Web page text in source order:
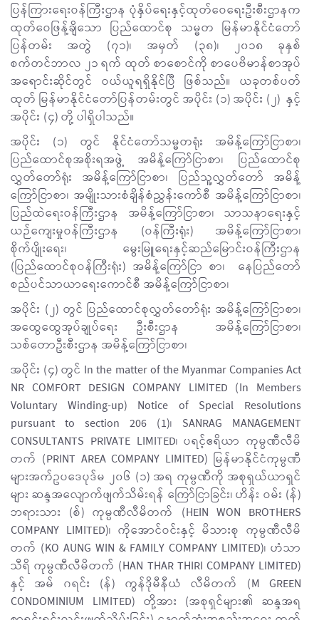
ပြန်ကြားရေးဝန်ကြီးဌာန ပုံနှိပ်ရေးနှင့်ထုတ်ဝေရေးဦးစီးဌာနက
ထုတ်ဝေဖြန့်ချိသော ပြည်ထောင်စု သမ္မတ မြန်မာနိုင်ငံတော်
ပြန်တမ်း အတွဲ (၇၁)၊ အမှတ် (၃၈)၊ ၂၀၁၈ ခုနှစ်
စက်တင်ဘာလ ၂၁ ရက် ထုတ် စာစောင်ကို စာပေဗိမာန်စာအုပ်
အရောင်းဆိုင်တွင် ဝယ်ယူရရှိနိုင်ပြီ ဖြစ်သည်။ ယခုတစ်ပတ်
ထုတ် မြန်မာနိုင်ငံတော်ပြန်တမ်းတွင် အပိုင်း (၁) အပိုင်း (၂) နှင့်
အပိုင်း (၄) တို့ ပါရှိပါသည်။
အပိုင်း (၁) တွင် နိုင်ငံတော်သမ္မတရုံး အမိန့်ကြော်ငြာစာ၊
ပြည်ထောင်စုအစိုးရအဖွဲ့ အမိန့်ကြော်ငြာစာ၊ ပြည်ထောင်စု
လွှတ်တော်ရုံး အမိန့်ကြော်ငြာစာ၊ ပြည်သူ့လွှတ်တော် အမိန့်
ကြော်ငြာစာ၊ အမျိုးသားစံချိန်စံညွှန်းကော်စီ အမိန့်ကြော်ငြာစာ၊
ပြည်ထဲရေးဝန်ကြီးဌာန အမိန့်ကြော်ငြာစာ၊ သာသနာရေးနှင့်
ယဉ်ကျေးမှုဝန်ကြီးဌာန (ဝန်ကြီးရုံး) အမိန့်ကြော်ငြာစာ၊
စိုက်ပျိုးရေး၊ မွေးမြူရေးနှင့်ဆည်မြောင်းဝန်ကြီးဌာန
(ပြည်ထောင်စုဝန်ကြီးရုံး) အမိန့်ကြော်ငြာ စာ၊ နေပြည်တော်
စည်ပင်သာယာရေးကောင်စီ အမိန့်ကြော်ငြာစာ၊
အပိုင်း (၂) တွင် ပြည်ထောင်စုလွှတ်တော်ရုံး အမိန့်ကြော်ငြာစာ၊
အထွေထွေအုပ်ချုပ်ရေး ဦးစီးဌာန အမိန့်ကြော်ငြာစာ၊
သစ်တောဦးစီးဌာန အမိန့်ကြော်ငြာစာ၊
အပိုင်း (၄) တွင် In the matter of the Myanmar Companies Act
NR COMFORT DESIGN COMPANY LIMITED (In Members
Voluntary Winding-up) Notice of Special Resolutions
pursuant to section 206 (1)၊ SANRAG MANAGEMENT
CONSULTANTS PRIVATE LIMITED၊ ပရင့်ဧရိယာ ကုမ္ပဏီလီမိ
တက် (PRINT AREA COMPANY LIMITED) မြန်မာနိုင်ငံကုမ္ပဏီ
များအက်ဥပဒေပုဒ်မ ၂၀၆ (၁) အရ ကုမ္ပဏီကို အစုရှယ်ယာရှင်
များ ဆန္ဒအလျောက်ဖျက်သိမ်းရန် ကြော်ငြာခြင်း၊ ဟိန်း ဝမ်း (န်)
ဘရားသား (စ်) ကုမ္ပဏီလီမိတက် (HEIN WON BROTHERS
COMPANY LIMITED)၊ ကိုအောင်ဝင်းနှင့် မိသားစု ကုမ္ပဏီလီမိ
တက် (KO AUNG WIN & FAMILY COMPANY LIMITED)၊ ဟံသာ
သီရိ ကုမ္ပဏီလီမိတက် (HAN THAR THIRI COMPANY LIMITED)
နှင့် အမ် ဂရင်း (န်) ကွန်ဒိုမီနီယံ လီမိတက် (M GREEN
CONDOMINIUM LIMITED) တို့အား (အစုရှင်များ၏ ဆန္ဒအရ